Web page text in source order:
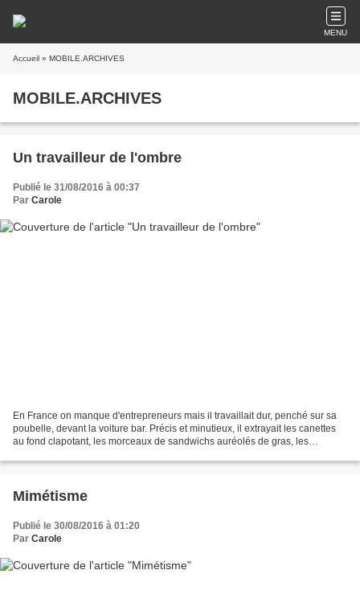
MENU
Accueil » MOBILE.ARCHIVES
MOBILE.ARCHIVES
Un travailleur de l'ombre
Publié le 31/08/2016 à 00:37
Par Carole
En France on manque d'entrepreneurs mais il travaillait dur, penché sur sa
poubelle, devant la voiture bar. Précis et minutieux, il extrayait les canettes
au fond clapotant, les morceaux de sandwichs auréolés de gras, les
Mimétisme
Publié le 30/08/2016 à 01:20
Par Carole